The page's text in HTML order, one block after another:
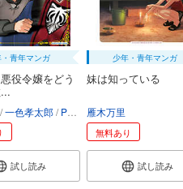
青年マンガ
役令嬢をどう
一色孝太郎 Parum
試し読み
少年・青年マンガ
妹は知っている
雁木万里
無料あり
試し読み